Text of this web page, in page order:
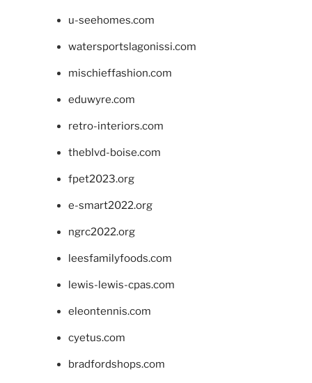
u-seehomes.com
watersportslagonissi.com
mischieffashion.com
eduwyre.com
retro-interiors.com
theblvd-boise.com
fpet2023.org
e-smart2022.org
ngrc2022.org
leesfamilyfoods.com
lewis-lewis-cpas.com
eleontennis.com
cyetus.com
bradfordshops.com